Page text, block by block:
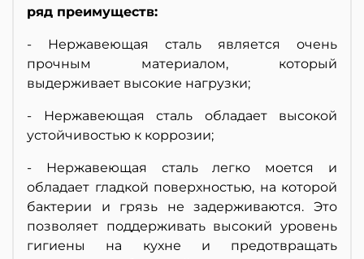
ряд преимуществ:
- Нержавеющая сталь является очень
прочным материалом, который
выдерживает высокие нагрузки;
- Нержавеющая сталь обладает высокой
устойчивостью к коррозии;
- Нержавеющая сталь легко моется и
обладает гладкой поверхностью, на которой
бактерии и грязь не задерживаются. Это
позволяет поддерживать высокий уровень
гигиены на кухне и предотвращать